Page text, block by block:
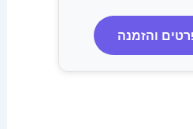
והזמנה